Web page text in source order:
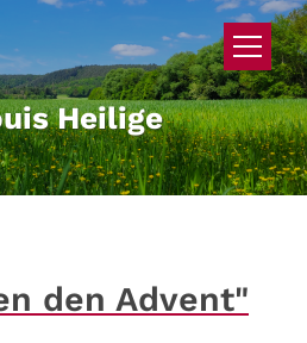
Heilige
den Advent"